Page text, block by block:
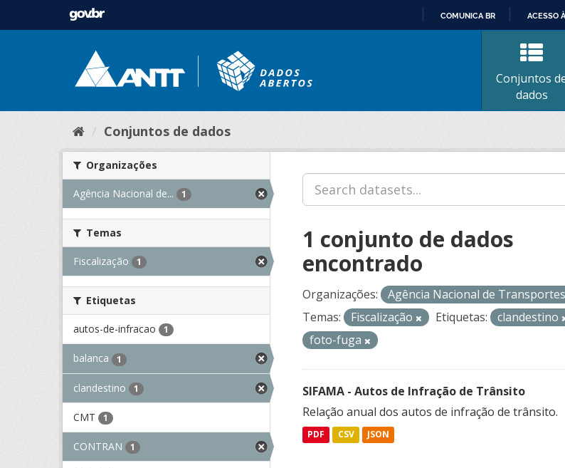
CONTEÚDO
COMUNICA BR ACESSO
Conjuntos
dados
Conjuntos de dados
Organizações
Agência Nacional de... 1
Temas
Fiscalização 1
Etiquetas
autos-de-infracao 1
balanca 1
clandestino 1
CMT 1
CONTRAN 1
1 conjunto de dados
encontrado
Organizações: Agência Nacional de
Temas:
Fiscalização Etiquetas: clandestino
foto-fuga
SIFAMA - Autos de Infração de Trânsito
Relação anual dos autos de infração de trânsito.
PDF CSV JSON